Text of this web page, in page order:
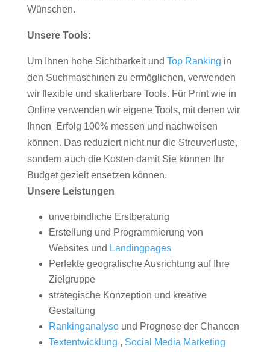
Wünschen.
Unsere Tools:
Um Ihnen hohe Sichtbarkeit und Top Ranking in
den Suchmaschinen zu ermöglichen, verwenden
wir flexible und skalierbare Tools. Für Print wie in
Online verwenden wir eigene Tools, mit denen wir
Ihnen Erfolg 100% messen und nachweisen
können. Das reduziert nicht nur die Streuverluste,
sondern auch die Kosten damit Sie können Ihr
Budget gezielt ensetzen können.
Unsere Leistungen
unverbindliche Erstberatung
Erstellung und Programmierung von
Websites und Landingpages
Perfekte geografische Ausrichtung auf Ihre
Zielgruppe
strategische Konzeption und kreative
Gestaltung
Rankinganalyseund Prognose der Chancen
Textentwicklung , Social Media Marketing